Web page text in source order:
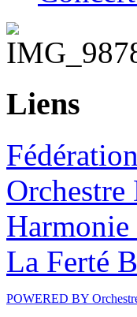
Liens
Orchestre
Harmonie
La Ferté
POWERED BY